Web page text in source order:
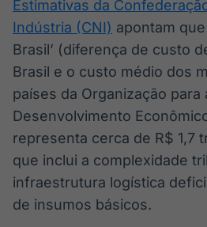
Estimativas da
Indústria (CNI) apontam
Brasil’ (diferença de custo
Brasil e o custo médio dos
países da Organização para
Desenvolvimento
representa cerca de R$ 1,7
que inclui a complexidade
infraestrutura logística
de insumos básicos.